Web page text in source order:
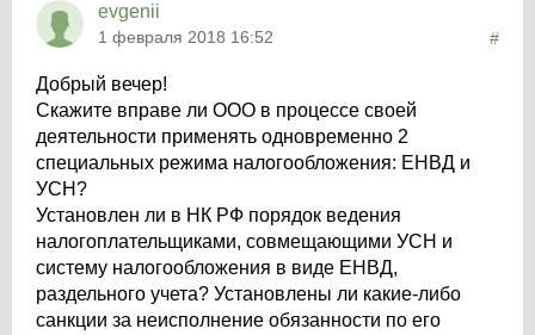
evgenii
1 февраля 2018 16:52 #
Добрый вечер!
Скажите вправе ли ООО в процессе своей
деятельности применять одновременно 2
специальных режима налогообложения: ЕНВД и
УСН?
Установлен ли в НК РФ порядок ведения
налогоплательщиками, совмещающими УСН и
систему налогообложения в виде ЕНВД,
раздельного учета? Установлены ли какие-либо
санкции за неисполнение обязанности по его